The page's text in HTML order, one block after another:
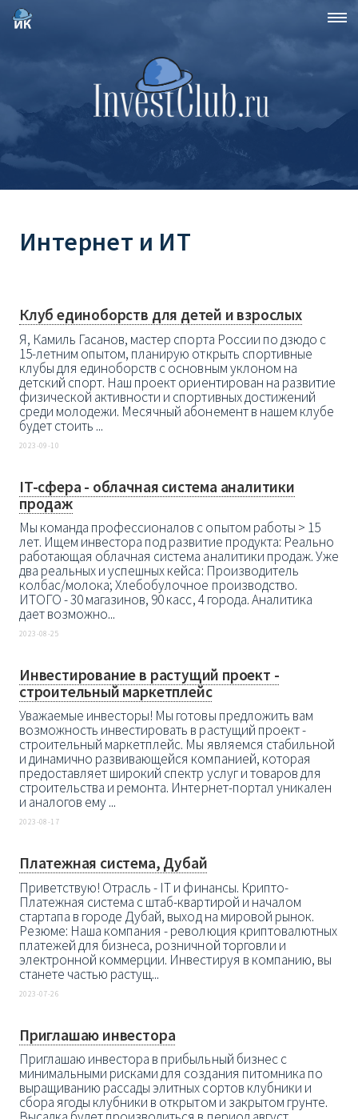
Интернет и ИТ
Клуб единоборств для детей и взрослых
Я, Камиль Гасанов, мастер спорта России по дзюдо с
15-летним опытом, планирую открыть спортивные
клубы для единоборств с основным уклоном на
детский спорт. Наш проект ориентирован на развитие
физической активности и спортивных достижений
среди молодежи. Месячный абонемент в нашем клубе
будет стоить ...
2023-09-10
IT-сфера - облачная система аналитики
продаж
Мы команда профессионалов с опытом работы > 15
лет. Ищем инвестора под развитие продукта: Реально
работающая облачная система аналитики продаж. Уже
два реальных и успешных кейса: Производитель
колбас/молока; Хлебобулочное производство.
ИТОГО - 30 магазинов, 90 касс, 4 города. Аналитика
дает возможно...
2023-08-25
Инвестирование в растущий проект -
строительный маркетплейс
Уважаемые инвесторы! Мы готовы предложить вам
возможность инвестировать в растущий проект -
строительный маркетплейс. Мы являемся стабильной
и динамично развивающейся компанией, которая
предоставляет широкий спектр услуг и товаров для
строительства и ремонта. Интернет-портал уникален
и аналогов ему ...
2023-08-17
Платежная система, Дубай
Приветствую! Отрасль - IT и финансы. Крипто-
Платежная система с штаб-квартирой и началом
стартапа в городе Дубай, выход на мировой рынок.
Резюме: Наша компания - революция криптовалютных
платежей для бизнеса, розничной торговли и
электронной коммерции. Инвестируя в компанию, вы
станете частью растущ...
2023-07-26
Приглашаю инвестора
Приглашаю инвестора в прибыльный бизнес с
минимальными рисками для создания питомника по
выращиванию рассады элитных сортов клубники и
сбора ягоды клубники в открытом и закрытом грунте.